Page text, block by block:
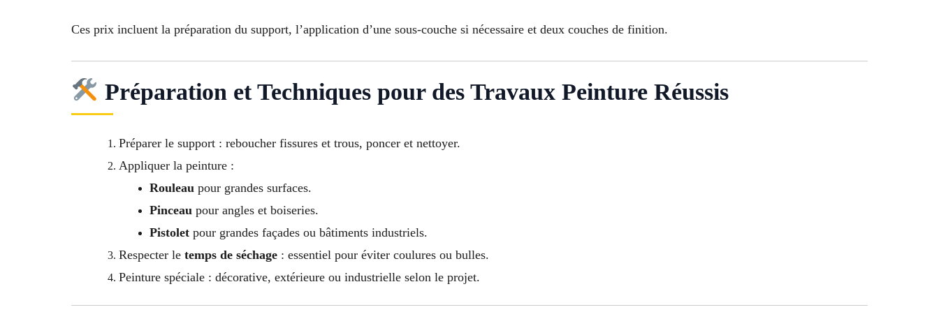
Ces prix incluent la préparation du support, l’application d’une sous-couche si nécessaire et deux couches de finition.
Préparation et Techniques pour des Travaux Peinture Réussis
Préparer le support : reboucher fissures et trous, poncer et nettoyer.
Appliquer la peinture :
Rouleau pour grandes surfaces.
Pinceau pour angles et boiseries.
Pistolet pour grandes façades ou bâtiments industriels.
Respecter le temps de séchage : essentiel pour éviter coulures ou bulles.
Peinture spéciale : décorative, extérieure ou industrielle selon le projet.